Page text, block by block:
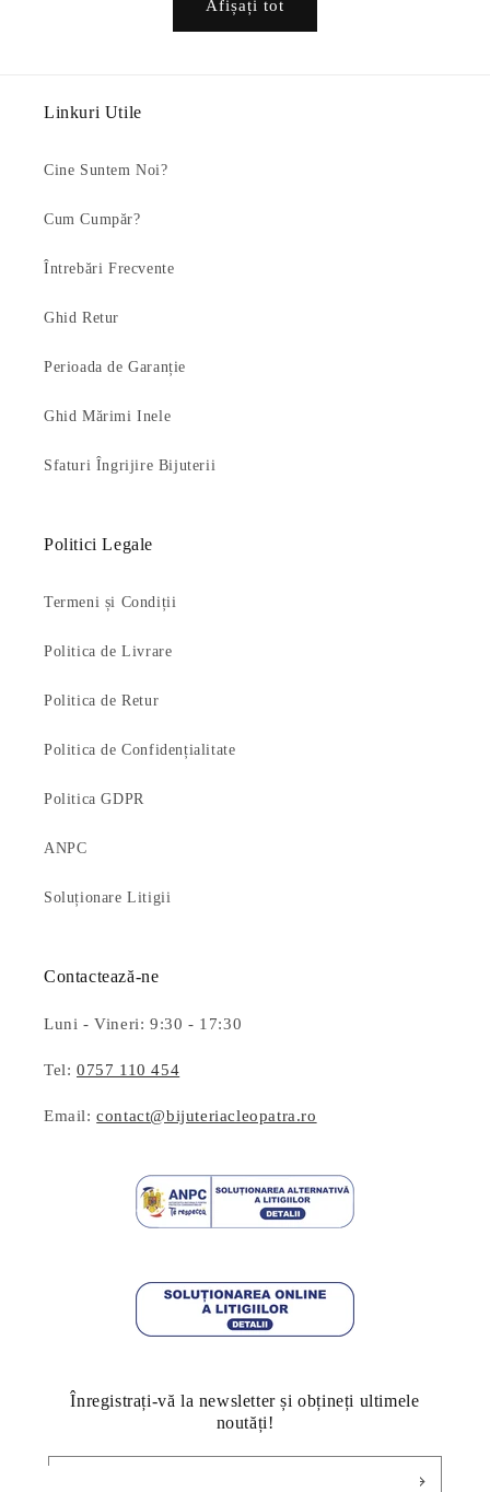
Afișați tot
Linkuri Utile
Cine Suntem Noi?
Cum Cumpăr?
Întrebări Frecvente
Ghid Retur
Perioada de Garanție
Ghid Mărimi Inele
Sfaturi Îngrijire Bijuterii
Politici Legale
Termeni și Condiții
Politica de Livrare
Politica de Retur
Politica de Confidențialitate
Politica GDPR
ANPC
Soluționare Litigii
Contactează-ne
Luni - Vineri: 9:30 - 17:30
Tel:0757 110 454
Email:contact@bijuteriacleopatra.ro
Înregistrați-vă la newsletter și obțineți ultimele
noutăți!